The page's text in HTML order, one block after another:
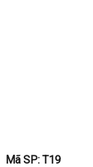
Mã SP: T19